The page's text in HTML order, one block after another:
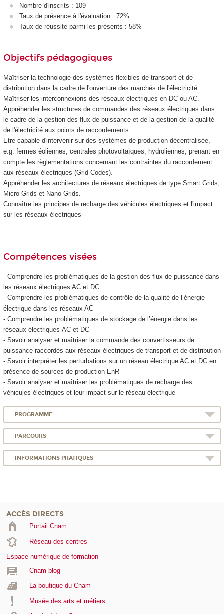
Nombre d'inscrits : 109
Taux de présence à l'évaluation : 72%
Taux de réussite parmi les présents : 58%
Objectifs pédagogiques
Maîtriser la technologie des systèmes flexibles de transport et de
distribution dans la cadre de l'ouverture des marchés de l'électricité.
Maîtriser les interconnexions des réseaux électriques en DC ou AC.
Appréhender les structures de commandes des réseaux électriques dans
le cadre de la gestion des flux de puissance et de la gestion de la qualité
de l'électricité aux points de raccordements.
Etre capable d'intervenir sur des systèmes de production décentralisée,
e.g. fermes éoliennes, centrales photovoltaïques, hydroliennes, prenant en
compte les règlementations concernant les contraintes du raccordement
aux réseaux électriques (Grid-Codes).
Appréhender les architectures de réseaux électriques de type Smart Grids,
Micro Grids et Nano Grids.
Connaître les principes de recharge des véhicules électriques et l'impact
sur les réseaux électriques
Compétences visées
- Comprendre les problématiques de la gestion des flux de puissance dans
les réseaux électriques AC et DC
- Comprendre les problématiques de contrôle de la qualité de l’énergie
électrique dans les réseaux AC
- Comprendre les problématiques de stockage de l’énergie dans les
réseaux électriques AC et DC
- Savoir analyser et maîtriser la commande des convertisseurs de
puissance raccordés aux réseaux électriques de transport et de distribution
- Savoir interpréter les perturbations sur un réseau électrique AC et DC en
présence de sources de production EnR
- Savoir analyser et maîtriser les problématiques de recharge des
véhicules électriques et leur impact sur le réseau électrique
PROGRAMME
PARCOURS
INFORMATIONS PRATIQUES
ACCÈS DIRECTS
Portail Cnam
Réseau des centres
Espace numérique de formation
Cnam blog
La boutique du Cnam
Musée des arts et métiers